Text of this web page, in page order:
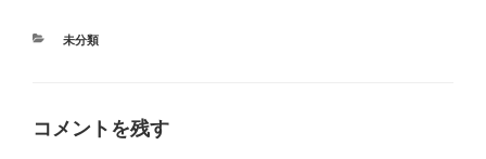
カ
未分類
コメントを残す